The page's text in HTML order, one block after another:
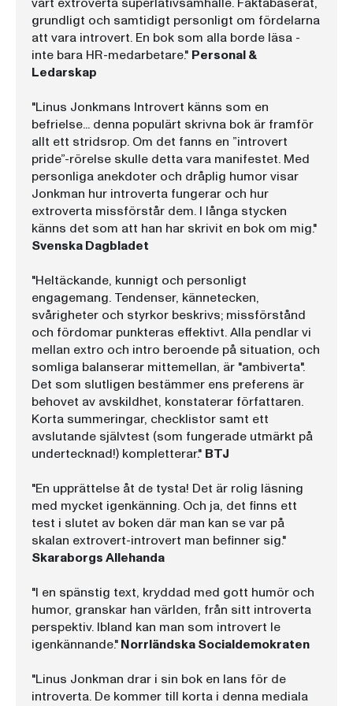
grundligt och samtidigt personligt om fördelarna
att vara introvert. En bok som alla borde läsa -
inte bara HR-medarbetare." Personal &
Ledarskap
"Linus Jonkmans Introvert känns som en
befrielse... denna populärt skrivna bok är framför
allt ett stridsrop. Om det fanns en ”introvert
pride”-rörelse skulle detta vara manifestet. Med
personliga anekdoter och dråplig humor visar
Jonkman hur introverta fungerar och hur
extroverta missförstår dem. I långa stycken
känns det som att han har skrivit en bok om mig."
Svenska Dagbladet
"Heltäckande, kunnigt och personligt
engagemang. Tendenser, kännetecken,
svårigheter och styrkor beskrivs; missförstånd
och fördomar punkteras effektivt. Alla pendlar vi
mellan extro och intro beroende på situation, och
somliga balanserar mittemellan, är "ambiverta".
Det som slutligen bestämmer ens preferens är
behovet av avskildhet, konstaterar författaren.
Korta summeringar, checklistor samt ett
avslutande självtest (som fungerade utmärkt på
undertecknad!) kompletterar." BTJ
"En upprättelse åt de tysta! Det är rolig läsning
med mycket igenkänning. Och ja, det finns ett
test i slutet av boken där man kan se var på
skalan extrovert-introvert man befinner sig."
Skaraborgs Allehanda
"I en spänstig text, kryddad med gott humör och
humor, granskar han världen, från sitt introverta
perspektiv. Ibland kan man som introvert le
igenkännande."Norrländska Socialdemokraten
"Linus Jonkman drar i sin bok en lans för de
introverta. De kommer till korta i denna mediala